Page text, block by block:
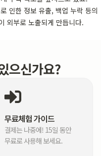
인한 정보 유출, 백업 누락 등의
외부로 노출되게 만듭니다.
으신가요?
무료체험 가이드
결제는 나중에! 15일 동안
무료로 사용해 보세요.